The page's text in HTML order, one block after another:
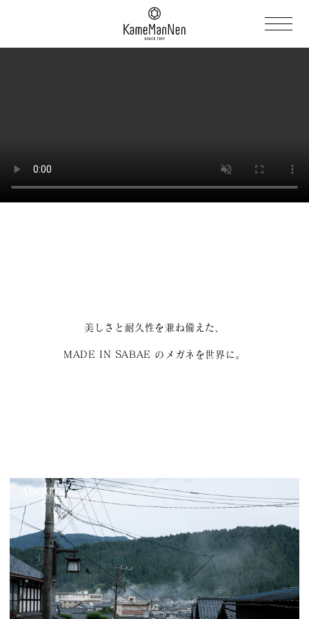
美しさと耐久性を兼ね備えた、
MADE IN SABAE のメガネを世界に。
ABOUT